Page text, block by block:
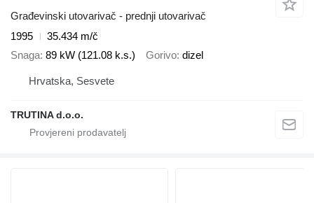
Građevinski utovarivač - prednji utovarivač
1995
35.434 m/č
Snaga 89 kW (121.08 k.s.) Gorivo dizel
Hrvatska, Sesvete
TRUTINA d.o.o.